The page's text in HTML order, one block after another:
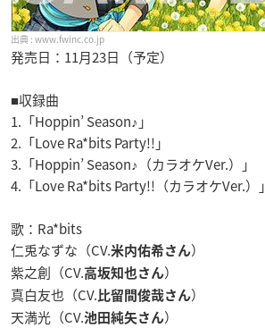
www.fwinc.co.jp
発売日：11月23日（予定）
■収録曲
1.「Hoppin’ Season♪」
2.「Love Ra*bits Party!!」
3.「Hoppin’ Season♪（カラオケVer.）」
4.「Love Ra*bits Party!!（カラオケVer.）」
歌：Ra*bits
仁兎なずな（CV.米内佑希さん）
紫之創（CV.高坂知也さん）
真白友也（CV. 比留間俊哉さん）
天満光（CV.池田純矢さん）